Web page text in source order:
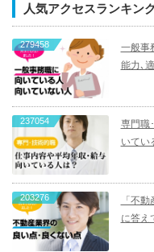
人気アクセスランキン
279458
一般事
能力､
237054
専門職
いてい
203276
「不
に答え